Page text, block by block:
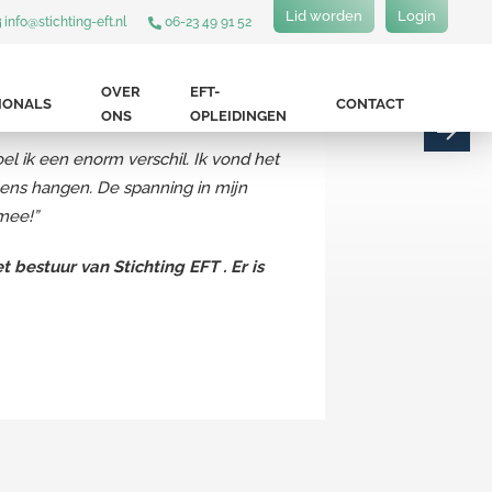
info@stichting-eft.nl 06-23 49 91 52 Lid worden Login
OVER
ONS
EFT-
OPLEIDINGEN
CONTACT
ik een enorm verschil. Ik vond het
hangen. De spanning in mijn
van Stichting EFT . Er is